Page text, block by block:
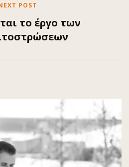
POST
το έργο των